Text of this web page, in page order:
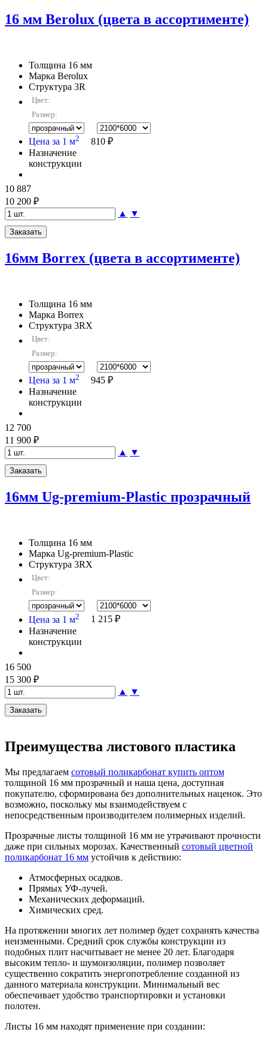
16 мм Berolux (цвета в ассортименте)
Толщина 16 мм
Марка Berolux
Структура 3R
Цвет:
Размер:
Цена за 1 м2
810 ₽
Назначение
конструкции
10 887
10 200 ₽
▲
▼
16мм Borrex (цвета в ассортименте)
Толщина 16 мм
Марка Borrex
Структура 3RX
Цвет:
Размер:
Цена за 1 м2
945 ₽
Назначение
конструкции
12 700
11 900 ₽
▲ ▼
16мм Ug-premium-Plastic прозрачный
Толщина 16 мм
Марка Ug-premium-Plastic
Структура 3RX
Цвет:
Размер:
Цена за 1 м2
1 215 ₽
Назначение
конструкции
16 500
15 300 ₽
▲
▼
Преимущества листового пластика
Мы предлагаем сотовый поликарбонат купить оптом
толщиной 16 мм прозрачный и наша цена, доступная
покупателю, сформирована без дополнительных наценок. Это
возможно, поскольку мы взаимодействуем с
непосредственным производителем полимерных изделий.
Прозрачные листы толщиной 16 мм не утрачивают прочности
даже при сильных морозах. Качественный сотовый цветной
поликарбонат 16 мм устойчив к действию:
Атмосферных осадков.
Прямых УФ-лучей.
Механических деформаций.
Химических сред.
На протяжении многих лет полимер будет сохранять качества
неизменными. Средний срок службы конструкции из
подобных плит насчитывает не менее 20 лет. Благодаря
высоким тепло- и шумоизоляции, полимер позволяет
существенно сократить энергопотребление созданной из
данного материала конструкции. Минимальный вес
обеспечивает удобство транспортировки и установки
полотен.
Листы 16 мм находят применение при создании: